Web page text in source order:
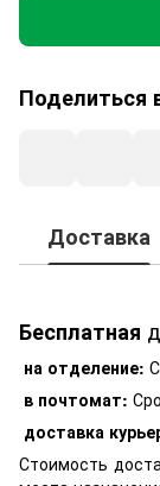
Поделиться
Доставка
Бесплатная
на отделение:
в почтомат:
доставка
Стоимость